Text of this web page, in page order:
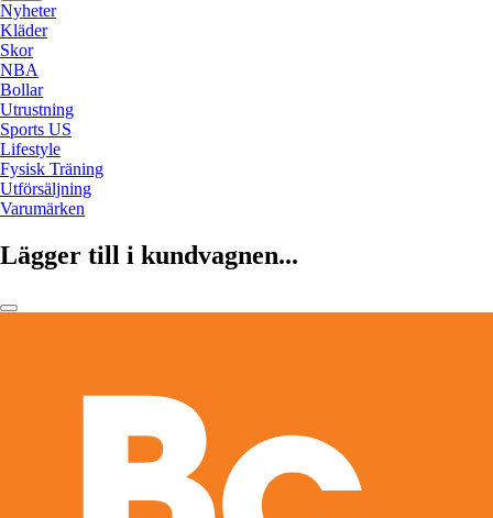
Nyheter
Kläder
Skor
NBA
Bollar
Utrustning
Sports US
Lifestyle
Fysisk Träning
Utförsäljning
Varumärken
Lägger till i kundvagnen...